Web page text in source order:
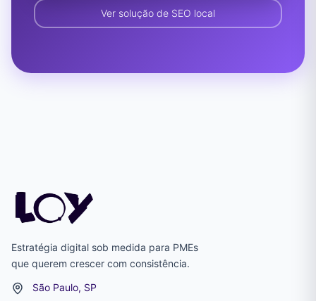
Ver solução de SEO local
Estratégia digital sob medida para PMEs
que querem crescer com consistência.
São Paulo, SP